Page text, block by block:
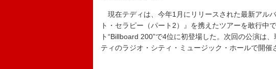
現在テディは、今年1月にリリースされた最新アル
ト・セラピー（パート2）』を携えたツアーを敢行中
ト“Billboard 200”で4位に初登場した。次回の公演は
ティのラジオ・シティ・ミュージック・ホールで開催